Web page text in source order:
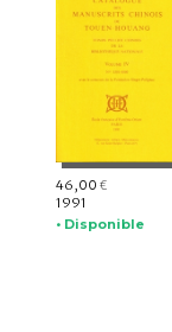
46,00 €
1991
• Disponible